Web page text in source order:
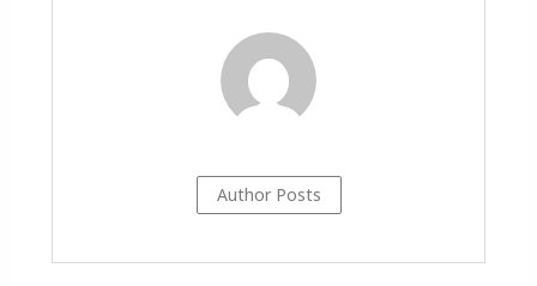
Author Posts